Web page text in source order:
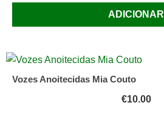
ADICIONAR
Vozes Anoitecidas Mia Couto
€10.00